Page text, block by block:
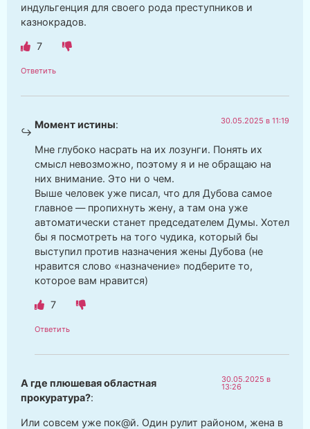
индульгенция для своего рода преступников и
казнокрадов.
7
Ответить
Момент истины: 30.05.2025 в 11:19
Мне глубоко насрать на их лозунги. Понять их
смысл невозможно, поэтому я и не обращаю на
них внимание. Это ни о чем.
Выше человек уже писал, что для Дубова самое
главное — пропихнуть жену, а там она уже
автоматически станет председателем Думы. Хотел
бы я посмотреть на того чудика, который бы
выступил против назначения жены Дубова (не
нравится слово «назначение» подберите то,
которое вам нравится)
7
Ответить
А где плюшевая областная
прокуратура?:
30.05.2025 в
13:26
Или совсем уже пок@й. Один рулит районом, жена в